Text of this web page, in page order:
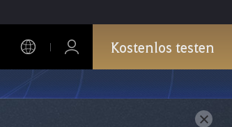
Kostenlos testen